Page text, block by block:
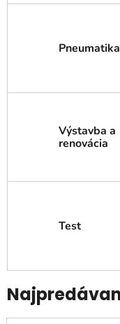
Pneumatika
Výstavba a
renovácia
Test